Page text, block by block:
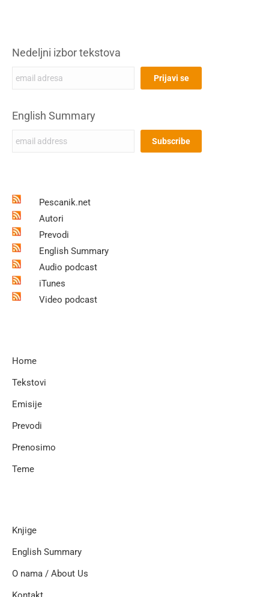
Nedeljni izbor tekstova
English Summary
Pescanik.net
Autori
Prevodi
English Summary
Audio podcast
iTunes
Video podcast
Home
Tekstovi
Emisije
Prevodi
Prenosimo
Teme
Knjige
English Summary
O nama / About Us